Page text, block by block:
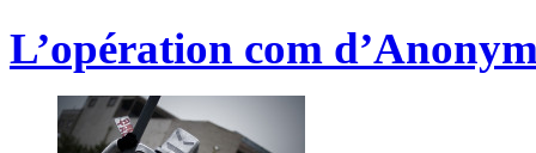
L’opération com